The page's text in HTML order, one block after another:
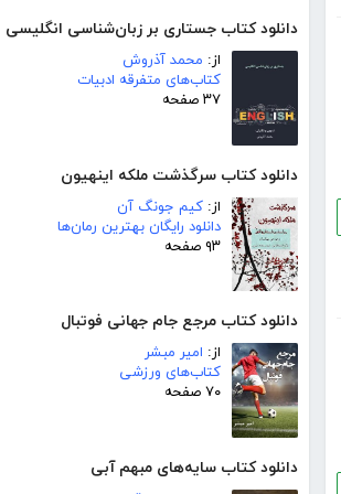
دانلود کتاب جستاری بر زبان‌شناسی انگلیسی
از: محمد آذروش
کتاب‌های متفرقه ادبیات
۳۷ صفحه
دانلود کتاب سرگذشت ملکه اینهیون
از: کیم جونگ آن
دانلود رایگان بهترین رمان‌ها
۹۳ صفحه
دانلود کتاب مرجع جام جهانی فوتبال
از: امیر مبشر
کتاب‌های ورزشی
۷۰ صفحه
دانلود کتاب سایه‌های مبهم آبی